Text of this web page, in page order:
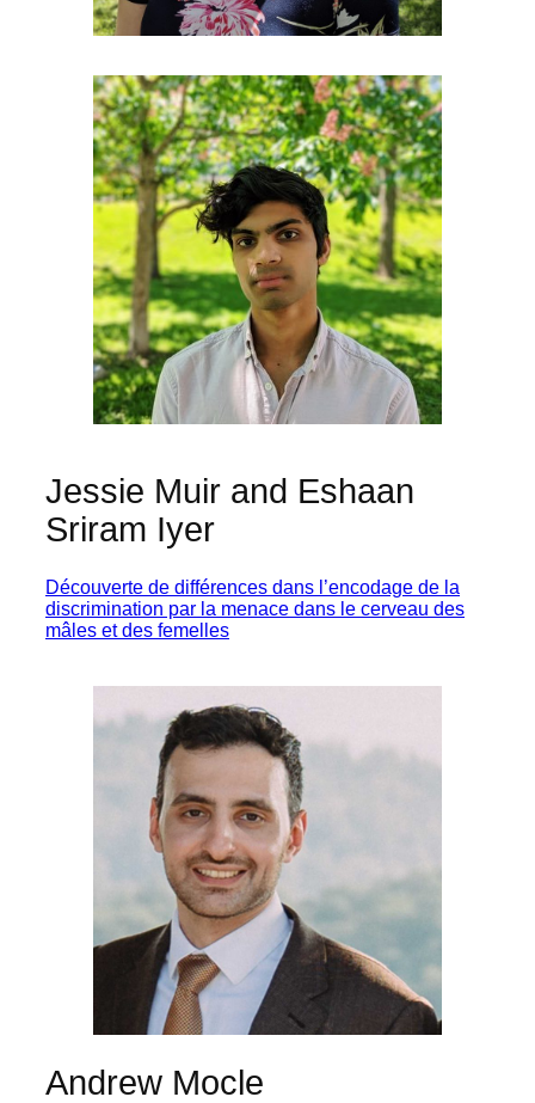
Jessie Muir and Eshaan
Sriram Iyer
Découverte de différences dans l’encodage de la
discrimination par la menace dans le cerveau des
mâles et des femelles
Andrew Mocle